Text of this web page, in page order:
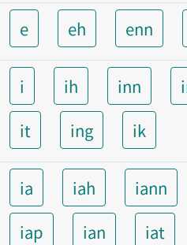
e eh enn
i ih inn
it
ing ik
ia iah iann
iap
ian iat